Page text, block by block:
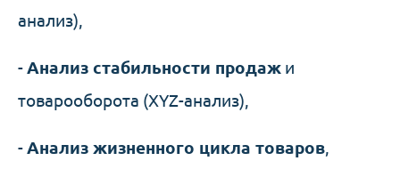
анализ),
-Анализ стабильности продаж и
товарооборота (XYZ-анализ),
-Анализ жизненного цикла товаров,